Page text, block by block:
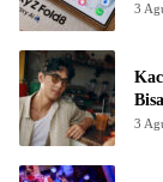
3
3